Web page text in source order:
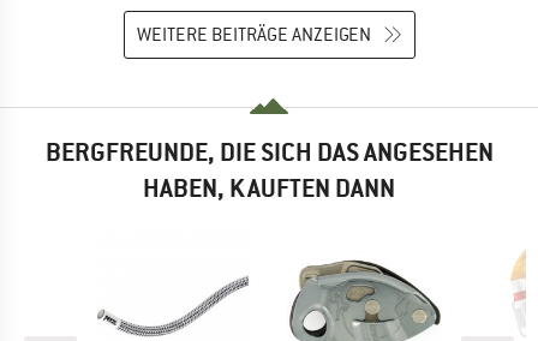
WEITERE BEITRÄGE ANZEIGEN
BERGFREUNDE, DIE SICH DAS ANGESEHEN
HABEN, KAUFTEN DANN